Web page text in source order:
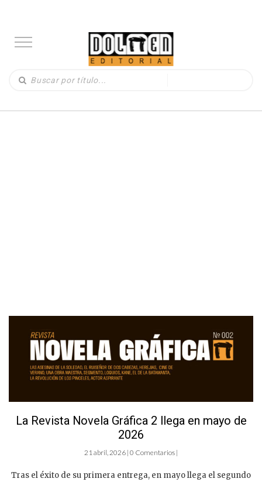
La Revista Novela Gráfica 2 llega en mayo de
2026
21 abril, 2026 | 0 Comentarios |
Tras el éxito de su primera entrega, en mayo llega el segundo